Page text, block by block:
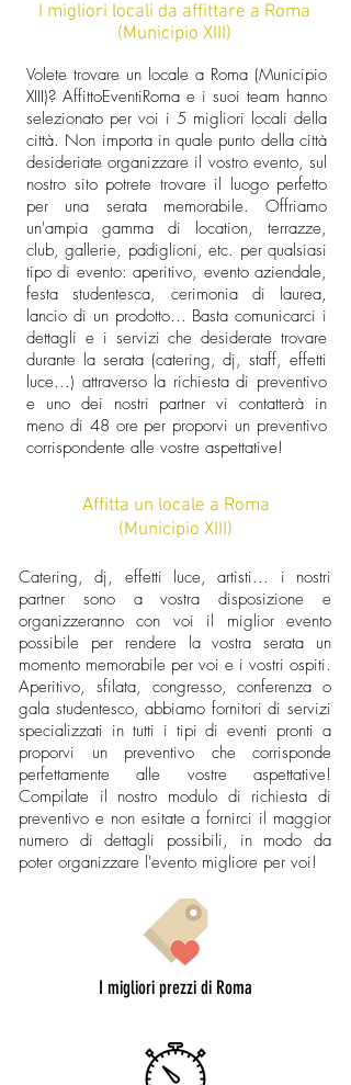
I migliori locali da affittare a Roma
(Municipio XIII)
Volete trovare un locale a Roma (Municipio
XIII)? AffittoEventiRoma e i suoi team hanno
selezionato per voi i 5 migliori locali della
città. Non importa in quale punto della città
desideriate organizzare il vostro evento, sul
nostro sito potrete trovare il luogo perfetto
per una serata memorabile. Offriamo
un'ampia gamma di location, terrazze,
club, gallerie, padiglioni, etc. per qualsiasi
tipo di evento: aperitivo, evento aziendale,
festa studentesca, cerimonia di laurea,
lancio di un prodotto... Basta comunicarci i
dettagli e i servizi che desiderate trovare
durante la serata (catering, dj, staff, effetti
luce...) attraverso la richiesta di preventivo
e uno dei nostri partner vi contatterà in
meno di 48 ore per proporvi un preventivo
corrispondente alle vostre aspettative!
Affitta un locale a Roma
(Municipio XIII)
Catering, dj, effetti luce, artisti... i nostri
partner sono a vostra disposizione e
organizzeranno con voi il miglior evento
possibile per rendere la vostra serata un
momento memorabile per voi e i vostri ospiti.
Aperitivo, sfilata, congresso, conferenza o
gala studentesco, abbiamo fornitori di servizi
specializzati in tutti i tipi di eventi pronti a
proporvi un preventivo che corrisponde
perfettamente alle vostre aspettative!
Compilate il nostro modulo di richiesta di
preventivo e non esitate a fornirci il maggior
numero di dettagli possibili, in modo da
poter organizzare l'evento migliore per voi!
I migliori prezzi di Roma